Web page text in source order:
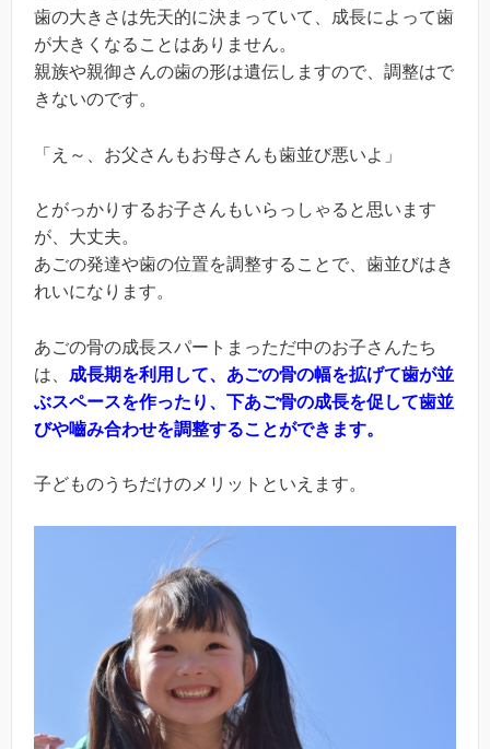
歯の大きさは先天的に決まっていて、成長によって歯
が大きくなることはありません。
親族や親御さんの歯の形は遺伝しますので、調整はで
きないのです。
「え～、お父さんもお母さんも歯並び悪いよ」
とがっかりするお子さんもいらっしゃると思います
が、大丈夫。
あごの発達や歯の位置を調整することで、歯並びはき
れいになります。
あごの骨の成長スパートまっただ中のお子さんたち
は、 成長期を利用して、あごの骨の幅を拡げて歯が並
ぶスペースを作ったり、下あご骨の成長を促して歯並
びや嚙み合わせを調整することができます。
子どものうちだけのメリットといえます。